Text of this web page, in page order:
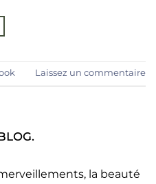
Laissez un commentaire
la beauté